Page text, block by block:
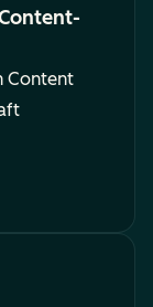
Content